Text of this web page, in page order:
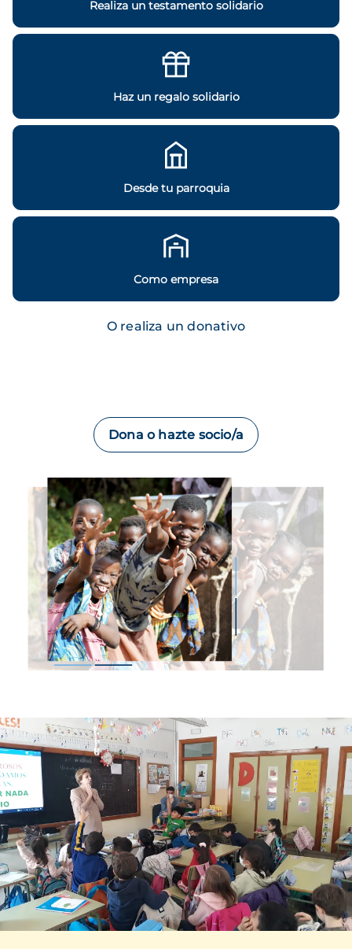
Realiza un testamento solidario
Haz un regalo solidario
Desde tu parroquia
Como empresa
O realiza un donativo
Dona o hazte socio/a
Imagen